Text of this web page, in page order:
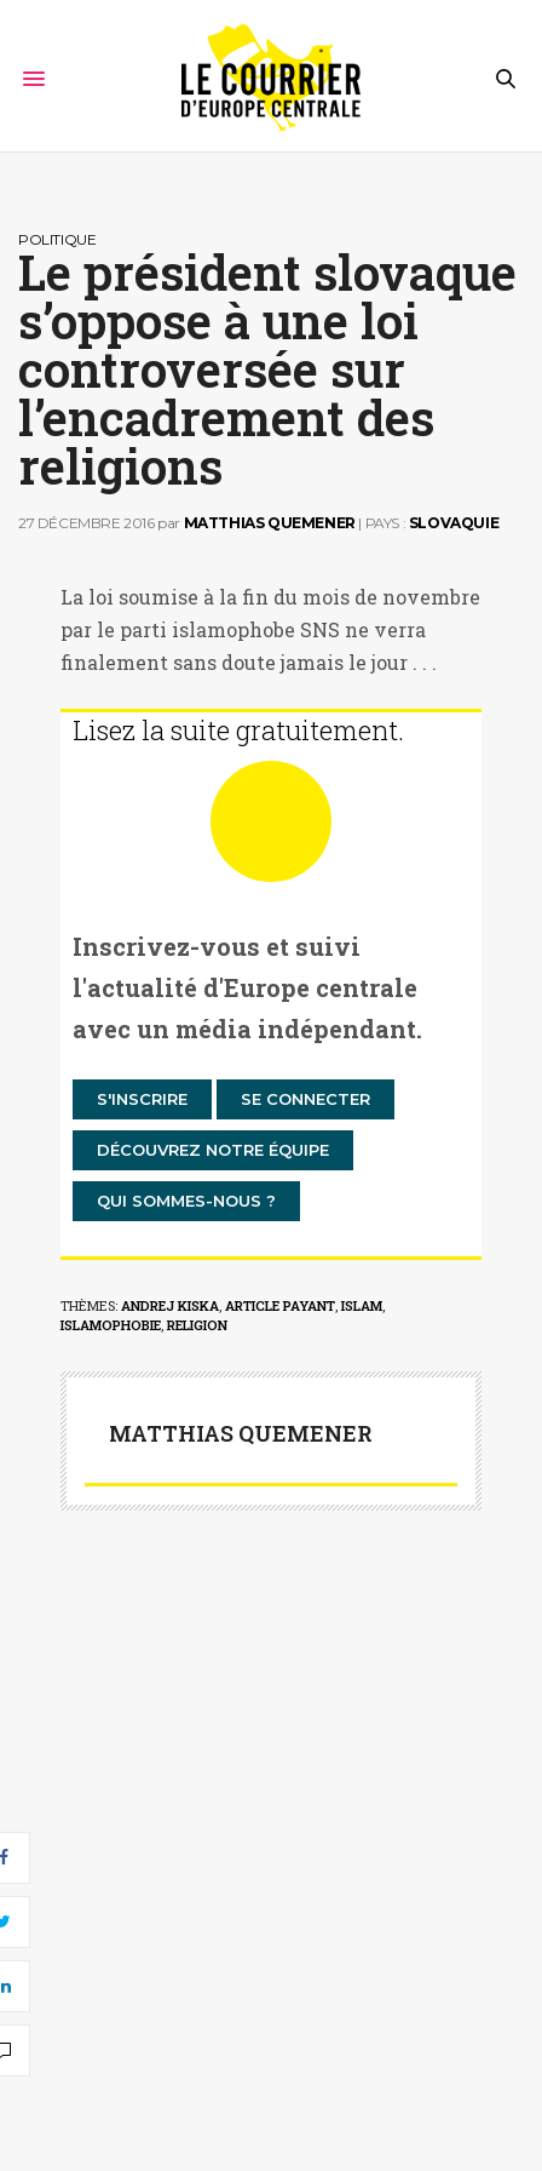
POLITIQUE
Le président slovaque
s’oppose à une loi
controversée sur
l’encadrement des
religions
27 DÉCEMBRE 2016 par MATTHIAS QUEMENER | PAYS : SLOVAQUIE
La loi soumise à la fin du mois de novembre
par le parti islamophobe SNS ne verra
finalement sans doute jamais le jour . . .
Lisez la suite gratuitement.
Inscrivez-vous et suivi
l'actualité d'Europe centrale
avec un média indépendant.
S'INSCRIRE SE CONNECTER
DÉCOUVREZ NOTRE ÉQUIPE
QUI SOMMES-NOUS ?
THÈMES: ANDREJ KISKA ARTICLE PAYANT ,ISLAM
ISLAMOPHOBIE ,RELIGION
MATTHIAS QUEMENER